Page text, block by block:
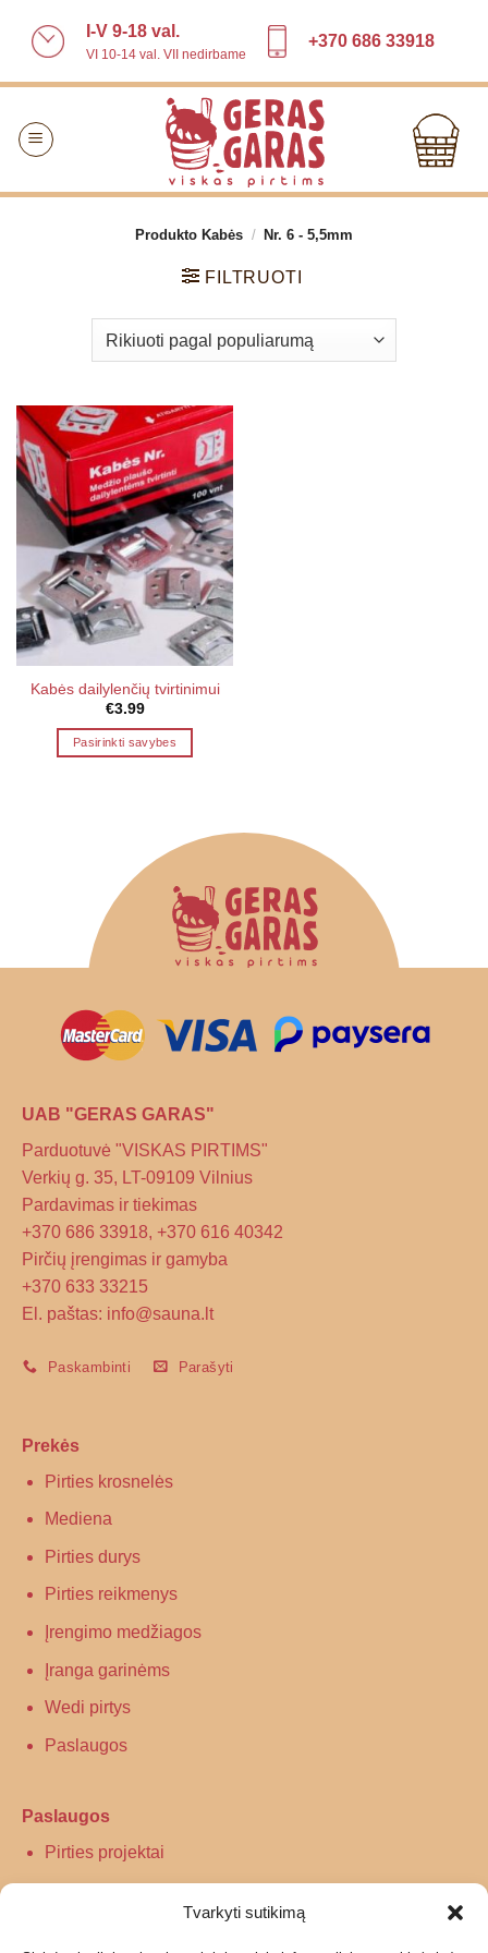
Tvarkyti sutikimą
I-V 9-18 val.
VI 10-14 val. VII nedirbame
+370 686 33918
Produkto Kabės / Nr. 6 - 5,5mm
FILTRUOTI
Kabės dailylenčių tvirtinimui
€3.99
Pasirinkti savybes
variants.
The
options
the
product
page
UAB "GERAS GARAS"
Parduotuvė "VISKAS PIRTIMS"
Verkių g. 35, LT-09109 Vilnius
Pardavimas ir tiekimas
+370 686 33918, +370 616 40342
Pirčių įrengimas ir gamyba
+370 633 33215
El. paštas: info@sauna.lt
Paskambinti Parašyti
Prekės
Pirties krosnelės
Mediena
Pirties durys
Pirties reikmenys
Įrengimo medžiagos
Įranga garinėms
Wedi pirtys
Paslaugos
Paslaugos
Pirties projektai
Turkiškos pirties įrengimas